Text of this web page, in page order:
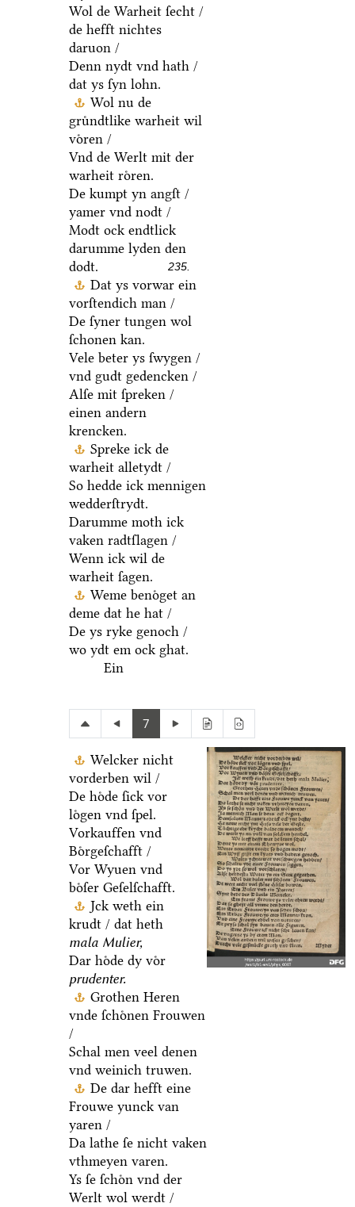
Wol de Warheit ſecht /
de hefft nichtes
daruon /
Denn nydt vnd hath /
dat ys ſyn lohn.
Wol nu de
gruͤndtlike warheit wil
voͤren /
Vnd de Werlt mit der
warheit roͤren.
De kumpt yn angſt /
yamer vnd nodt /
Modt ock endtlick
darumme lyden den
dodt.
235.
Dat ys vorwar ein
vorſtendich man /
De ſyner tungen wol
ſchonen kan.
Vele beter ys ſwygen /
vnd gudt gedencken /
Alſe mit ſpreken /
einen andern
krencken.
Spreke ick de
warheit alletydt /
So hedde ick mennigen
wedderſtrydt.
Darumme moth ick
vaken radtſlagen /
Wenn ick wil de
warheit ſagen.
Weme benoͤget an
deme dat he hat /
De ys ryke genoch /
wo ydt em ock ghat.
Ein
7
Welcker nicht
vorderben wil /
De hoͤde ſick vor
loͤgen vnd ſpel.
Vorkauffen vnd
Boͤrgeſchafft /
Vor Wyuen vnd
boͤſer Geſelſchafft.
Jck weth ein
krudt / dat heth
mala Mulier,
Dar hoͤde dy voͤr
prudenter.
Grothen Heren
vnde ſchoͤnen Frouwen
/
Schal men veel denen
vnd weinich truwen.
De dar hefft eine
Frouwe yunck van
yaren /
Da lathe ſe nicht vaken
vthmeyen varen.
Ys ſe ſchoͤn vnd der
Werlt wol werdt /